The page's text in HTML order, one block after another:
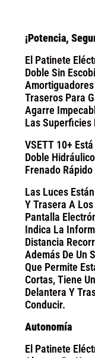
¡Potencia,
El Patinete
Doble Sin
Traseros Para
Agarre
Las Superficies
VSETT 10+
Doble
Frenado
Las Luces
Y Trasera A
Pantalla
Indica La
Distancia
Además De Un
Que Permite
Cortas, Tiene
Delantera Y
Conducir.
Autonomía
El Patinete